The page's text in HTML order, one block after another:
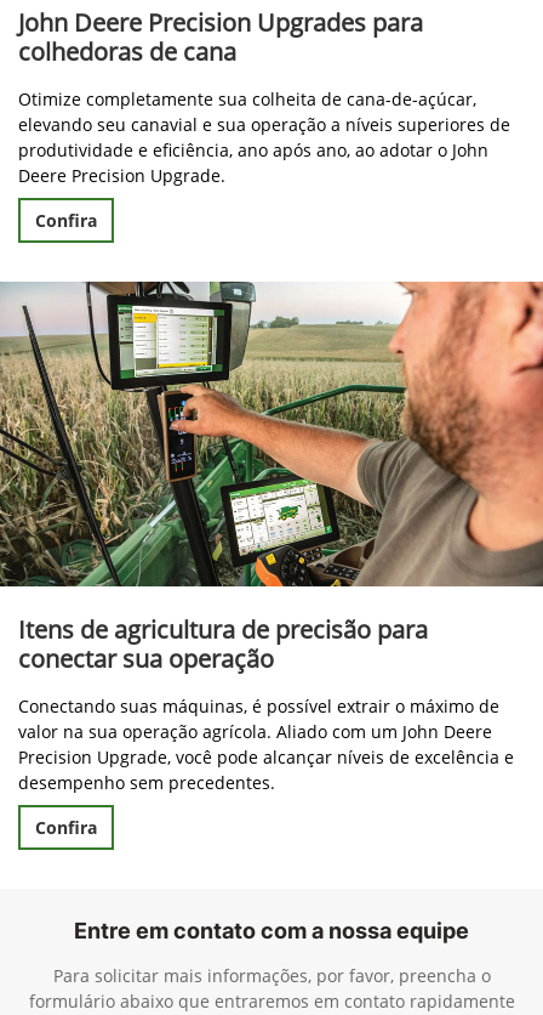
John Deere Precision Upgrades para
colhedoras de cana
Otimize completamente sua colheita de cana-de-açúcar,
elevando seu canavial e sua operação a níveis superiores de
produtividade e eficiência, ano após ano, ao adotar o John
Deere Precision Upgrade.
Confira
Itens de agricultura de precisão para
conectar sua operação
Conectando suas máquinas, é possível extrair o máximo de
valor na sua operação agrícola. Aliado com um John Deere
Precision Upgrade, você pode alcançar níveis de excelência e
desempenho sem precedentes.
Confira
Entre em contato com a nossa equipe
Para solicitar mais informações, por favor, preencha o
formulário abaixo que entraremos em contato rapidamente